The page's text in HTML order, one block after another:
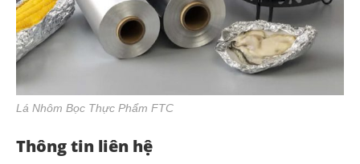
Lá Nhôm Bọc Thực Phẩm FTC
Thông tin liên hệ